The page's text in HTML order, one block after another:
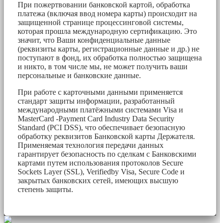
При пожертвовании банковской картой, обработка
платежа (включая ввод номера карты) происходит на
защищенной странице процессинговой системы,
которая прошла международную сертификацию. Это
значит, что Ваши конфиденциальные данные
(реквизиты карты, регистрационные данные и др.) не
поступают в фонд, их обработка полностью защищена
и никто, в том числе мы, не может получить ваши
персональные и банковские данные.
При работе с карточными данными применяется
стандарт защиты информации, разработанный
международными платёжными системами Visa и
MasterCard -Payment Card Industry Data Security
Standard (PCI DSS), что обеспечивает безопасную
обработку реквизитов Банковской карты Держателя.
Применяемая технология передачи данных
гарантирует безопасность по сделкам с Банковскими
картами путем использования протоколов Secure
Sockets Layer (SSL), Verifiedby Visa, Secure Code и
закрытых банковских сетей, имеющих высшую
степень защиты.